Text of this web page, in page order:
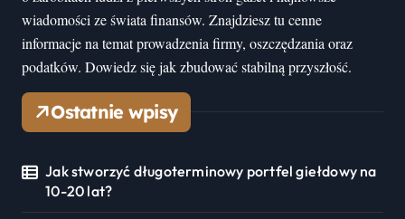
wiadomości ze świata finansów. Znajdziesz tu cenne
informacje na temat prowadzenia firmy, oszczędzania oraz
podatków. Dowiedz się jak zbudować stabilną przyszłość.
Ostatnie wpisy
Jak stworzyć długoterminowy portfel giełdowy na
10-20 lat?